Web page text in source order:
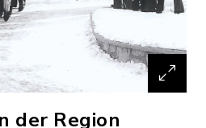
der Region